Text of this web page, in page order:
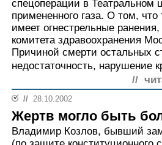
спецоперации в Театральном
примененного газа. О том,
имеет огнестрельные
комитета здравоохранения
Причиной смерти остальных
недостаточность, нарушение
//
// 28.10.2002
Жертв могло быть
Владимир Козлов, бывший